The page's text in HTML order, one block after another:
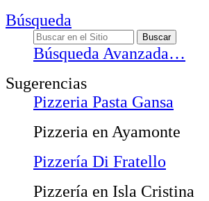
Búsqueda
Búsqueda Avanzada…
Sugerencias
Pizzeria Pasta Gansa
Pizzeria en Ayamonte
Pizzería Di Fratello
Pizzería en Isla Cristina